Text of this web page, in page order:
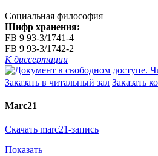
Социальная философия
Шифр хранения:
FB 9 93-3/1741-4
FB 9 93-3/1742-2
К диссертации
Заказать в читальный зал Заказать
Marc21
Скачать marc21-запись
Показать